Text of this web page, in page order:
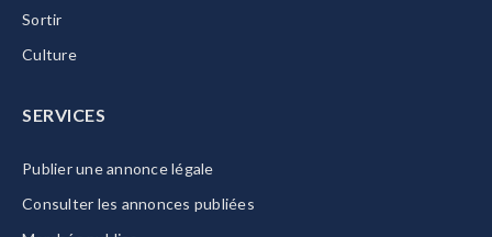
Sortir
Culture
SERVICES
Publier une annonce légale
Consulter les annonces publiées